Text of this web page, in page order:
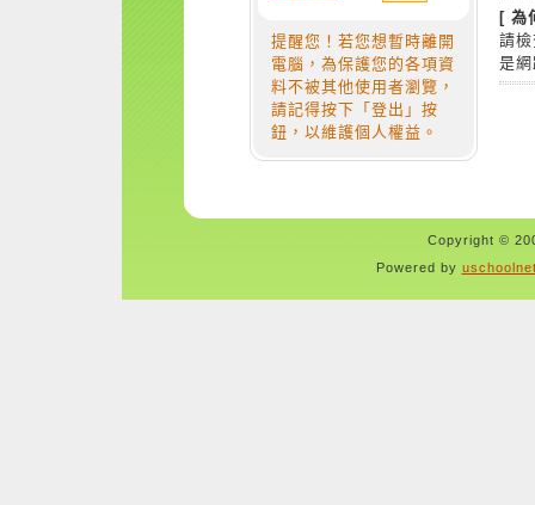
提醒您！若您想暫時離開
電腦，為保護您的各項資
料不被其他使用者瀏覽，
請記得按下「登出」按
鈕，以維護個人權益。
[ 為
請
是
Copyright ©
Powered by